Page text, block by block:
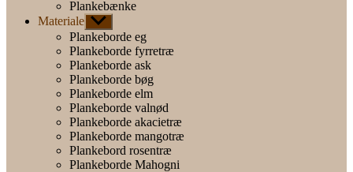
Plankebænke
Materiale Vis
undermenu
Plankeborde eg
Plankeborde fyrretræ
Plankeborde ask
Plankeborde bøg
Plankeborde elm
Plankeborde valnød
Plankeborde akacietræ
Plankeborde mangotræ
Plankebord rosentræ
Plankeborde Mahogni